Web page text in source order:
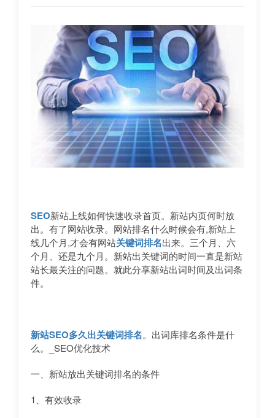
SEO新站上线如何快速收录首页。新站内页何时放
出。有了网站收录。网站排名什么时候会有,新站上
线几个月,才会有网站关键词排名出来。三个月、六
个月、还是九个月。新站出关键词的时间一直是新站
站长最关注的问题。就此分享新站出词时间及出词条
件。
新站SEO多久出关键词排名。出词库排名条件是什
么。_SEO优化技术
一、新站放出关键词排名的条件
1、有效收录